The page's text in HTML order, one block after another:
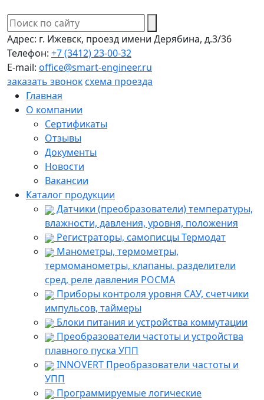
Адрес: г. Ижевск, проезд имени Дерябина, д.3/36
Телефон: +7 (3412) 23-00-32
E-mail: office@smart-engineer.ru
заказать звоноксхема проезда
Главная
О компании
Сертификаты
Отзывы
Документы
Новости
Вакансии
Каталог продукции
Датчики (преобразователи) температуры,
влажности, давления, уровня, положения
Регистраторы, самописцы Термодат
Манометры, термометры,
термоманометры, клапаны, разделители
сред, реле давления РОСМА
Приборы контроля уровня САУ, счетчики
импульсов, таймеры
Блоки питания и устройства коммутации
Преобразователи частоты и устройства
плавного пуска УПП
INNOVERT Преобразователи частоты и
УПП
Программируемые логические